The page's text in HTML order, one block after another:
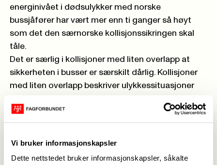
Vi bruker informasjonskapsler
Dette nettstedet bruker informasjonskapsler, såkalte
energinivået i dødsulykker med norske
bussjåfører har vært mer enn ti ganger så høyt
som det den særnorske kollisjonssikringen skal
tåle.
Det er særlig i kollisjoner med liten overlapp at
sikkerheten i busser er særskilt dårlig. Kollisjoner
med liten overlapp beskriver ulykkessituasjoner
et kolliderende kjøretøy, slik som tilfellet er når to
busser kolliderer hjørne mot hjørne.
Behov for en egen standard for